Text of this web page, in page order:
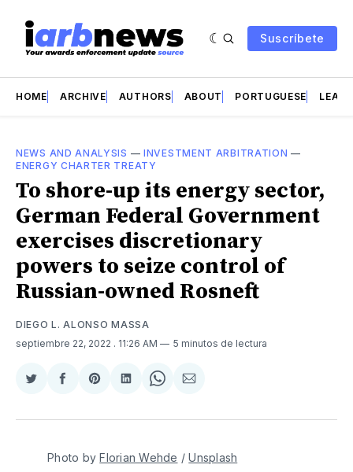
Suscríbete
HOME ARCHIVE AUTHORS ABOUT PORTUGUESE LEAD
NEWS AND ANALYSIS —INVESTMENT ARBITRATION —
ENERGY CHARTER TREATY
To shore-up its energy sector,
German Federal Government
exercises discretionary
powers to seize control of
Russian-owned Rosneft
DIEGO L. ALONSO MASSA
septiembre 22, 2022 . 11:26 AM 5 minutos de lectura
Compartir
Twitter
Compartir
Facebook
Share
Pinterest
Compartir
LinkedIn
Share
WhatsApp
Compartir
Email
Photo byFlorian Wehde /Unsplash